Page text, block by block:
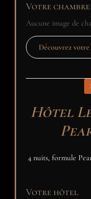
Votre chambre
Aucune image de
Découvrez
Hôtel
4 nuits, formule
Votre hôtel